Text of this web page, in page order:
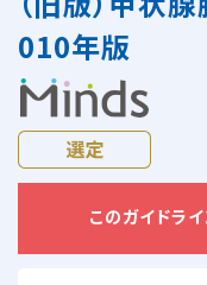
010年版
このガイドラ